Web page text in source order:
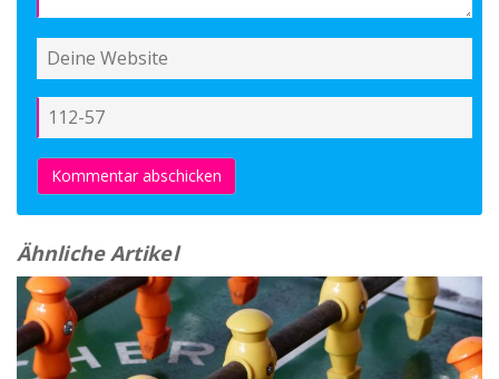
Kommentar abschicken
Ähnliche Artikel